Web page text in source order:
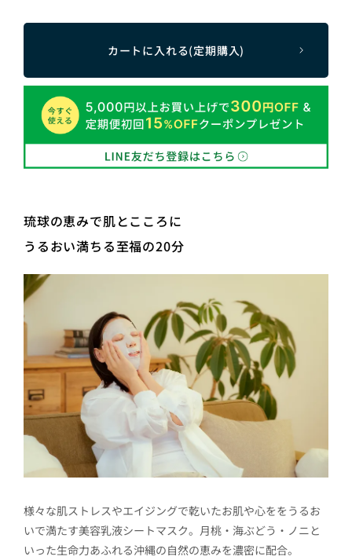
カートに入れる(定期購入)
琉球の恵みで肌とこころに
うるおい満ちる至福の20分
様々な肌ストレスやエイジングで乾いたお肌や心ををうるお
いで満たす美容乳液シートマスク。月桃・海ぶどう・ノニと
いった生命力あふれる沖縄の自然の恵みを濃密に配合。